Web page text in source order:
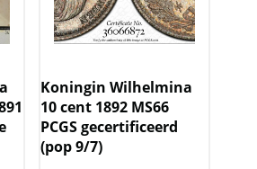
Koningin Wilhelmina
10 cent 1892 MS66
PCGS gecertificeerd
(pop 9/7)